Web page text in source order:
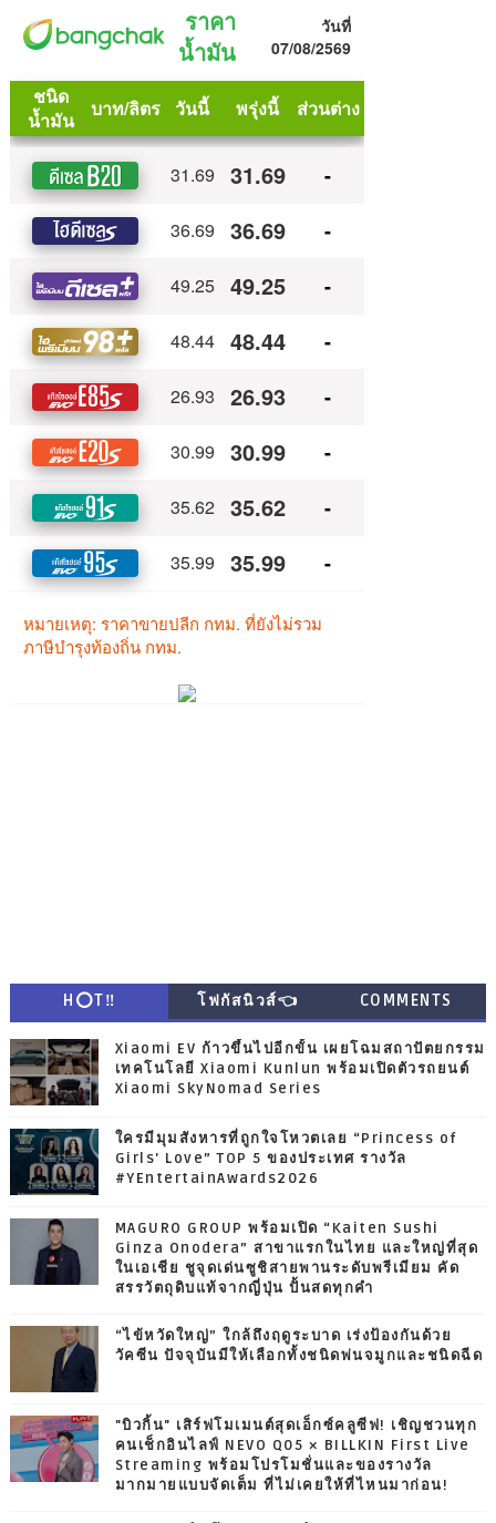
H⭕T‼ โฟกัสนิวส์👈 COMMENTS
Xiaomi EV ก้าวขึ้นไปอีกขั้น เผยโฉมสถาปัตยกรรม
เทคโนโลยี Xiaomi Kunlun พร้อมเปิดตัวรถยนต์
Xiaomi SkyNomad Series
ใครมีมุมสังหารที่ถูกใจโหวตเลย “Princess of
Girls' Love” TOP 5 ของประเทศ รางวัล
#YEntertainAwards2026
MAGURO GROUP พร้อมเปิด “Kaiten Sushi
Ginza Onodera” สาขาแรกในไทย และใหญ่ที่สุด
ในเอเชีย ชูจุดเด่นซูชิสายพานระดับพรีเมียม คัด
สรรวัตถุดิบแท้จากญี่ปุ่น ปั้นสดทุกคำ
“ไข้หวัดใหญ่” ใกล้ถึงฤดูระบาด เร่งป้องกันด้วย
วัคซีน ปัจจุบันมีให้เลือกทั้งชนิดพ่นจมูกและชนิดฉีด
"บิวกิ้น" เสิร์ฟโมเมนต์สุดเอ็กซ์คลูซีฟ! เชิญชวนทุก
คนเช็กอินไลฟ์ NEVO Q05 × BILLKIN First Live
Streaming พร้อมโปรโมชั่นและของรางวัล
มากมายแบบจัดเต็ม ที่ไม่เคยให้ที่ไหนมาก่อน!